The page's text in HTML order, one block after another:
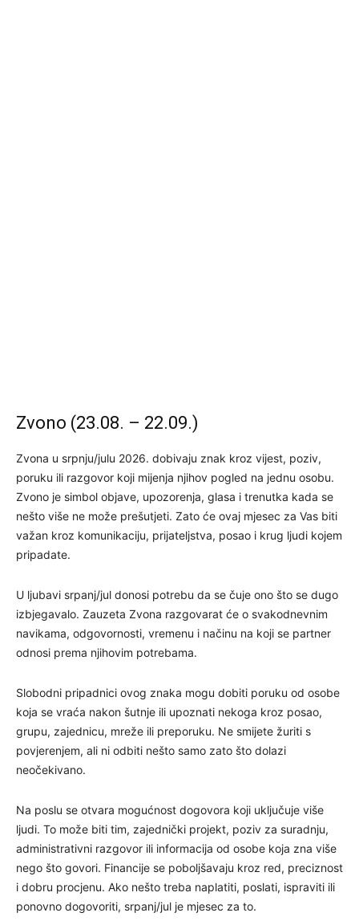
Zvono (23.08. – 22.09.)
Zvona u srpnju/julu 2026. dobivaju znak kroz vijest, poziv,
poruku ili razgovor koji mijenja njihov pogled na jednu osobu.
Zvono je simbol objave, upozorenja, glasa i trenutka kada se
nešto više ne može prešutjeti. Zato će ovaj mjesec za Vas biti
važan kroz komunikaciju, prijateljstva, posao i krug ljudi kojem
pripadate.
U ljubavi srpanj/jul donosi potrebu da se čuje ono što se dugo
izbjegavalo. Zauzeta Zvona razgovarat će o svakodnevnim
navikama, odgovornosti, vremenu i načinu na koji se partner
odnosi prema njihovim potrebama.
Slobodni pripadnici ovog znaka mogu dobiti poruku od osobe
koja se vraća nakon šutnje ili upoznati nekoga kroz posao,
grupu, zajednicu, mreže ili preporuku. Ne smijete žuriti s
povjerenjem, ali ni odbiti nešto samo zato što dolazi
neočekivano.
Na poslu se otvara mogućnost dogovora koji uključuje više
ljudi. To može biti tim, zajednički projekt, poziv za suradnju,
administrativni razgovor ili informacija od osobe koja zna više
nego što govori. Financije se poboljšavaju kroz red, preciznost
i dobru procjenu. Ako nešto treba naplatiti, poslati, ispraviti ili
ponovno dogovoriti, srpanj/jul je mjesec za to.